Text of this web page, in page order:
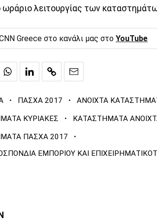
ωράριο λειτουργίας των
Greece στο κανάλι μας στο YouTube
· ΠΑΣΧΑ 2017 · ΑΝΟΙΧΤΑ
ΚΥΡΙΑΚΕΣ · ΚΑΤΑΣΤΗΜΑΤΑ
ΠΑΣΧΑ 2017 ·
ΕΜΠΟΡΙΟΥ ΚΑΙ